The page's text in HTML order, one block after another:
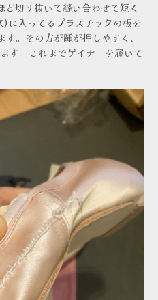
切り抜いて縫い合わせて短く
に入ってるプラスチックの板を
。その方が踵が押しやすく、
す。これまでゲイナーを履いて